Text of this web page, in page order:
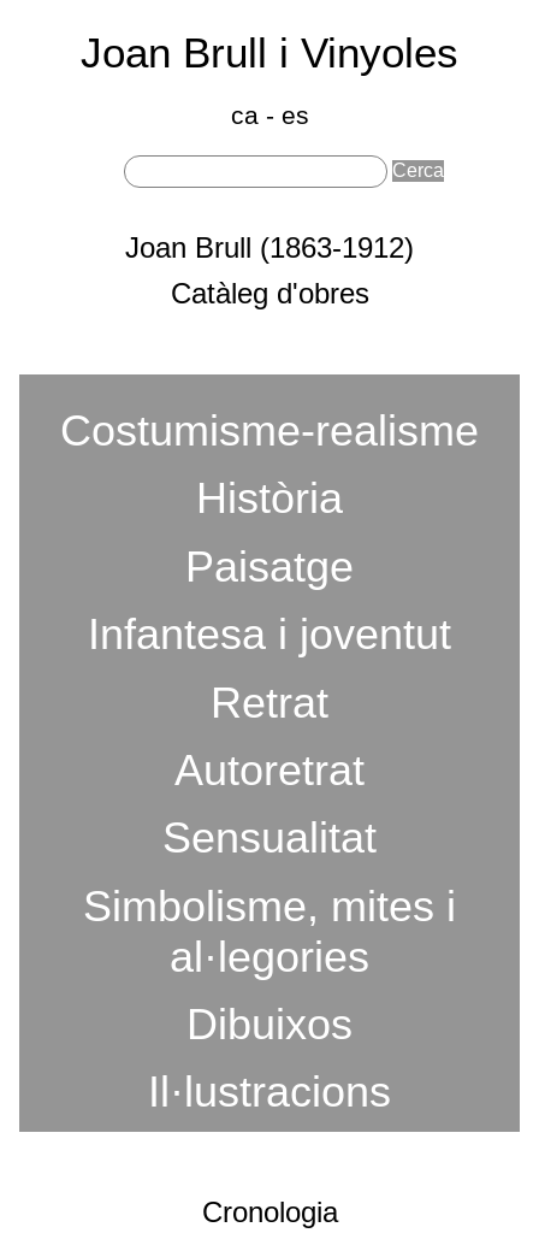
Joan Brull i Vinyoles
ca- es
Seccions principals
Sobre Joan Brull
Joan Brull (1863-1912)
Catàleg d'obres
Categories
Costumisme-realisme
Història
Paisatge
Infantesa i joventut
Retrat
Autoretrat
Sensualitat
Simbolisme, mites i
al·legories
Dibuixos
Il·lustracions
Cronologia